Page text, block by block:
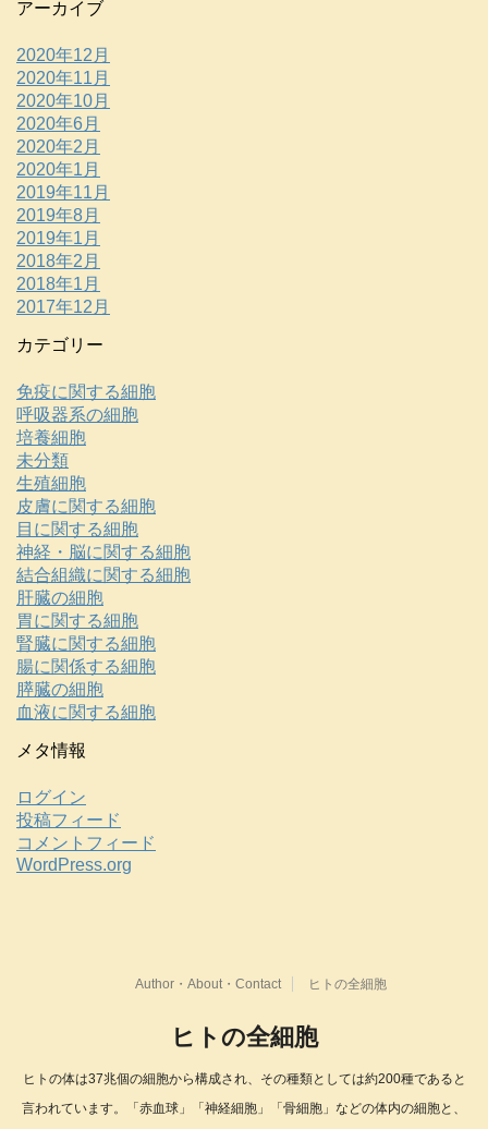
アーカイブ
2020年12月
2020年11月
2020年10月
2020年6月
2020年2月
2020年1月
2019年11月
2019年8月
2019年1月
2018年2月
2018年1月
2017年12月
カテゴリー
免疫に関する細胞
呼吸器系の細胞
培養細胞
未分類
生殖細胞
皮膚に関する細胞
目に関する細胞
神経・脳に関する細胞
結合組織に関する細胞
肝臓の細胞
胃に関する細胞
腎臓に関する細胞
腸に関係する細胞
膵臓の細胞
血液に関する細胞
メタ情報
ログイン
投稿フィード
コメントフィード
WordPress.org
Author・About・Contact ヒトの全細胞
ヒトの全細胞
ヒトの体は37兆個の細胞から構成され、その種類としては約200種であると
言われています。「赤血球」「神経細胞」「骨細胞」などの体内の細胞と、